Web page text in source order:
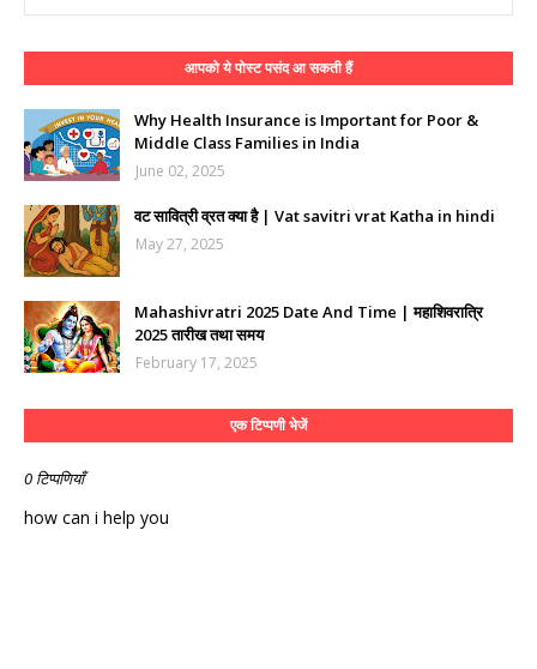
आपको ये पोस्ट पसंद आ सकती हैं
Why Health Insurance is Important for Poor &
Middle Class Families in India
June 02, 2025
वट सावित्री व्रत क्या है | Vat savitri vrat Katha in hindi
May 27, 2025
Mahashivratri 2025 Date And Time | महाशिवरात्रि
2025 तारीख तथा समय
February 17, 2025
एक टिप्पणी भेजें
0 टिप्पणियाँ
how can i help you